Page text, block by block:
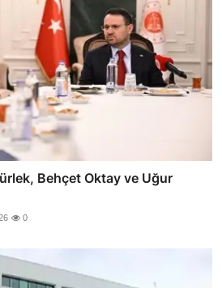
Behçet Oktay ve Uğur
0